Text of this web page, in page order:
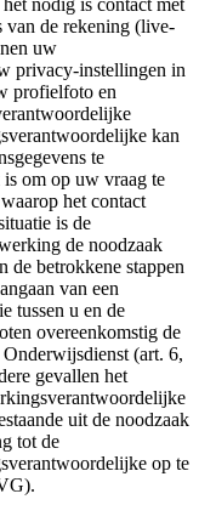
nodig is contact met
van de rekening (live-
uw
privacy-instellingen in
profielfoto en
kan
te
om op uw vraag te
het contact
is de
de noodzaak
de betrokkene stappen
van een
tussen u en de
overeenkomstig de
(art. 6,
gevallen het
uit de noodzaak
tot de
op te